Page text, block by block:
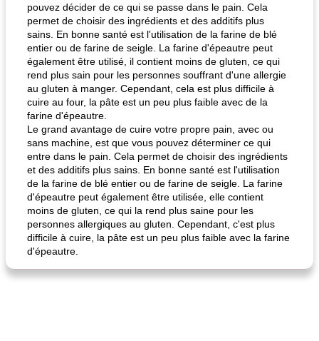
pouvez décider de ce qui se passe dans le pain. Cela
permet de choisir des ingrédients et des additifs plus
sains. En bonne santé est l'utilisation de la farine de blé
entier ou de farine de seigle. La farine d'épeautre peut
également être utilisé, il contient moins de gluten, ce qui
rend plus sain pour les personnes souffrant d'une allergie
au gluten à manger. Cependant, cela est plus difficile à
cuire au four, la pâte est un peu plus faible avec de la
farine d'épeautre.
Le grand avantage de cuire votre propre pain, avec ou
sans machine, est que vous pouvez déterminer ce qui
entre dans le pain. Cela permet de choisir des ingrédients
et des additifs plus sains. En bonne santé est l'utilisation
de la farine de blé entier ou de farine de seigle. La farine
d'épeautre peut également être utilisée, elle contient
moins de gluten, ce qui la rend plus saine pour les
personnes allergiques au gluten. Cependant, c'est plus
difficile à cuire, la pâte est un peu plus faible avec la farine
d'épeautre.